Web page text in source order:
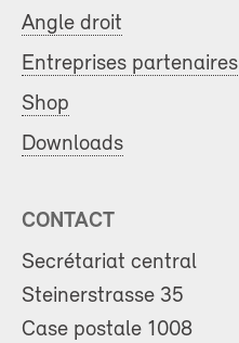
Angle droit
Entreprises partenaires
Shop
Downloads
CONTACT
Secrétariat central
Steinerstrasse 35
Case postale 1008